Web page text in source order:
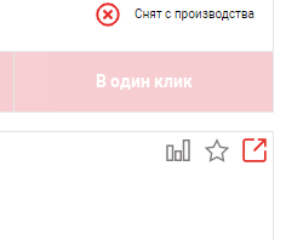
В один клик